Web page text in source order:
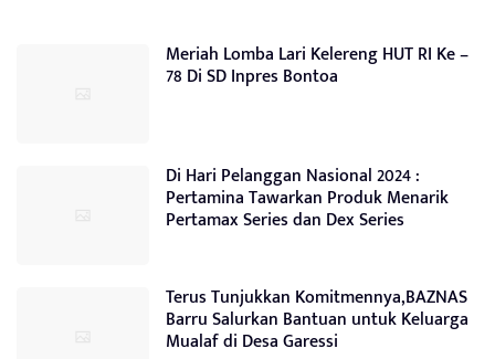
Meriah Lomba Lari Kelereng HUT RI Ke –
78 Di SD Inpres Bontoa
Di Hari Pelanggan Nasional 2024 :
Pertamina Tawarkan Produk Menarik
Pertamax Series dan Dex Series
Terus Tunjukkan Komitmennya,BAZNAS
Barru Salurkan Bantuan untuk Keluarga
Mualaf di Desa Garessi